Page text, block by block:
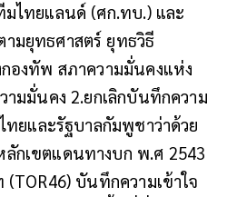
มไทยแลนด์ (ศก.ทบ.) และ
มยุทธศาสตร์ ยุทธวิธี
องทัพ สภาความมั่นคงแห่ง
มมั่นคง 2.ยกเลิกบันทึกความ
ทยและรัฐบาลกัมพูชาว่าด้วย
ลักเขตแดนทางบก พ.ศ 2543
บันทึกความเข้าใจ